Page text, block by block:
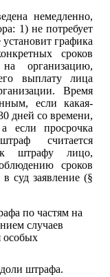
немедленно,
1) не потребует
графика
сроков
организацию,
выплату лица
Время
если какая-
дней со времени,
если просрочка
считается
к штрафу лицо,
сроков
суд заявление (§
по частям на
случаев
особых
штрафа.